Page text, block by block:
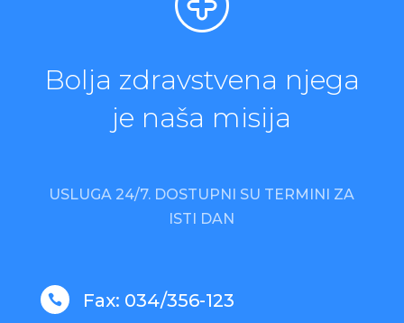
Bolja zdravstvena njega
je naša misija
USLUGA 24/7. DOSTUPNI SU TERMINI ZA
ISTI DAN
 Fax: 034/356-123